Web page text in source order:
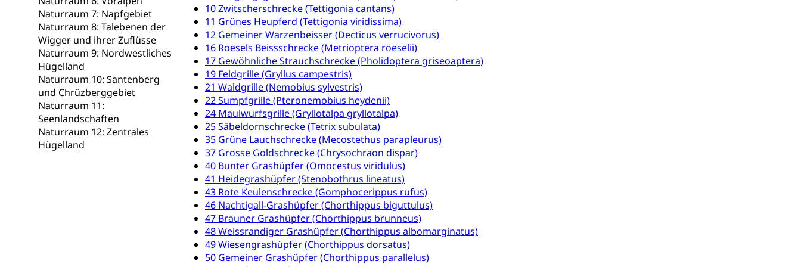
Naturraum 7: Napfgebiet
Naturraum 8: Talebenen der
Wigger und ihrer Zuflüsse
Naturraum 9: Nordwestliches
Hügelland
Naturraum 10: Santenberg
und Chrüzberggebiet
Naturraum 11:
Seenlandschaften
Naturraum 12: Zentrales
Hügelland
10 Zwitscherschrecke (Tettigonia cantans)
11 Grünes Heupferd (Tettigonia viridissima)
12 Gemeiner Warzenbeisser (Decticus verrucivorus)
16 Roesels Beissschrecke (Metrioptera roeselii)
17 Gewöhnliche Strauchschrecke (Pholidoptera griseoaptera)
19 Feldgrille (Gryllus campestris)
21 Waldgrille (Nemobius sylvestris)
22 Sumpfgrille (Pteronemobius heydenii)
24 Maulwurfsgrille (Gryllotalpa gryllotalpa)
25 Säbeldornschrecke (Tetrix subulata)
35 Grüne Lauchschrecke (Mecostethus parapleurus)
37 Grosse Goldschrecke (Chrysochraon dispar)
40 Bunter Grashüpfer (Omocestus viridulus)
41 Heidegrashüpfer (Stenobothrus lineatus)
43 Rote Keulenschrecke (Gomphocerippus rufus)
46 Nachtigall-Grashüpfer (Chorthippus biguttulus)
47 Brauner Grashüpfer (Chorthippus brunneus)
48 Weissrandiger Grashüpfer (Chorthippus albomarginatus)
49 Wiesengrashüpfer (Chorthippus dorsatus)
50 Gemeiner Grashüpfer (Chorthippus parallelus)
Lebensmittelkontrolle und Verbraucherschutz
Krankenversicherung
Unfallversicherung, Berufsunfallversicherung, Krankheit, Unfall, Prämienverbilligung, Krankenkasse
Krankenversicherung (WAS Luzern)
Obligatorische Krankenversicherung (WAS Luzern)
Lebensmittelsicherheit
sichere Lebensmittel, Lebensmittelkontrolle, Lebensmittelhygiene, Produktesicherheit
Trinkwasser Lebensmittel
Prävention
Gesundheitsvorsorge, Wellness, Unfallverhütung, Suchtprävention, Alkoholprävention, Tabakprävention, Primärprävention,
Sekundärprävention, Tertiärprävention
Darmkrebsvorsorge Kantonales Tabakpräventionsprogramm
Suchtprävention
Gesundheitsversorgung
Soziale Sicherheit
Sozialversicherungen, Sozialpolitik, Arbeitslosenversicherung, Mutterschaftsversicherung, Krankenversicherung, Unfallversicherung,
Invalidenversicherung, Sozialhilfe
Kranken- und Unfallversicherung (gruezi.lu.ch) Krankenversicherung (WAS Luzern)
Soziales und Gesellschaft (Dienststelle)
Opferhilfe
Sucht und Drogen
Drogenabhängigkeit, Drogensucht, Medikamentenabhängigkeit, Arzneimittelabhängigkeit, Suchtkrankheit, Drogenabhängige,